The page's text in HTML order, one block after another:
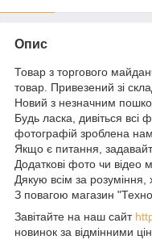
Опис
Товар з торгового
товар. Привезений зі
Новий з незначним
Будь ласка, дивіться всі
фотографій зроблена
Якщо є питання,
Додаткові фото чи відео
Дякую всім за
З повагою магазин
Завітайте на наш сайт
новинок за відмінними